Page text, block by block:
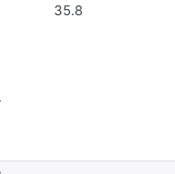
35.8